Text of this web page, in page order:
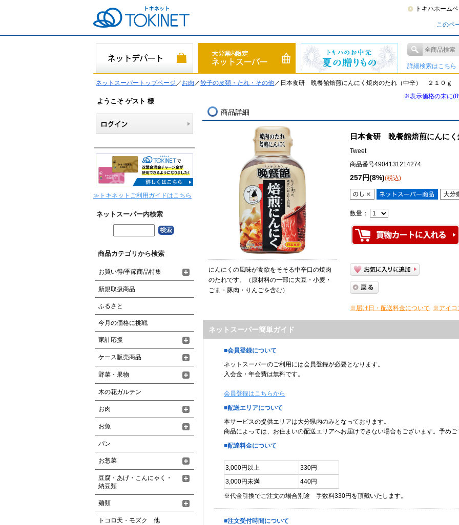
トキハホーム
このペ
詳細検索はこちら
ネットスーパートップページ ／ お肉 ／餃子の皮類・たれ・その他／日本食研 晩餐館焙煎にんにく焼肉のたれ（中辛） ２１０ｇ
※表示価格の末に
商品詳細
にんにくの風味が食欲をそそる中辛口の焼肉
のたれです。（原材料の一部に大豆・小麦・
ごま・豚肉・りんごを含む）
日本食研 晩餐館焙煎にんに
Tweet
商品番号4904131214274
257円(8%)(税込)
数量：
※届け日・配送料金について ※アイコ
ネットスーパー簡単ガイド
■会員登録について
ネットスーパーのご利用には会員登録が必要となります。
入会金・年会費は無料です。
会員登録はこちらから
■配送エリアについて
本サービスの提供エリアは大分県内のみとなっております。
商品によっては、お住まいの配送エリアへお届けできない場合もございます。予めご
■配達料金について
3,000円以上
330円
3,000円未満
440円
※代金引換でご注文の場合別途 手数料330円を頂戴いたします。
■注文受付時間について
ようこそ ゲスト 様
≫トキネットご利用ガイドはこちら
ネットスーパー内検索
商品カテゴリから検索
お買い得/季節商品特集
新規取扱商品
ふるさと
今月の価格に挑戦
家計応援
ケース販売商品
野菜・果物
木の花ガルテン
お肉
お魚
パン
お惣菜
豆腐・あげ・こんにゃく・
納豆類
麺類
トコロ天・モズク 他